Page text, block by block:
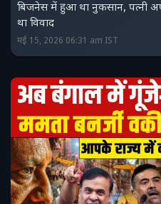
बिजनेस में हुआ था नुकसान, पत्नी
था विवाद
मई 15, 2026 06:31 am IST